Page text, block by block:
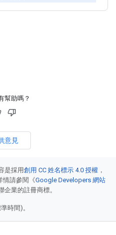
幫助嗎？
意見
是採用創用 CC 姓名標示 4.0 授權 ，
情請參閱《Google Developers 網站
企業的註冊商標。
時間)。